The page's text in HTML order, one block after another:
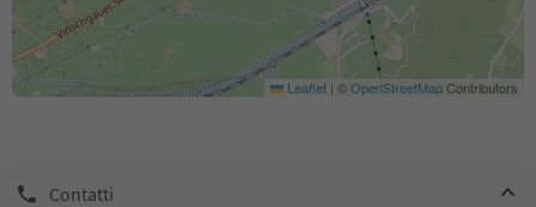
Leaflet | ©OpenStreetMapContributors
Contatti